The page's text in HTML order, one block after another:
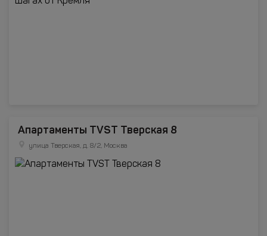
Апартаменты TVST Тверская 8
улица Тверская, д. 8/2, Москва